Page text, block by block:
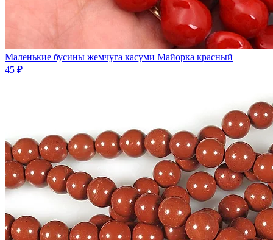
Маленькие бусины жемчуга касуми Майорка красный
45 ₽